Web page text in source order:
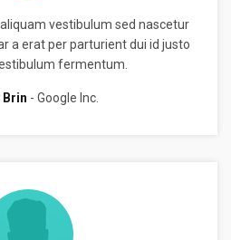
vestibulum sed nascetur
a erat per parturient dui id justo
fermentum.
Brin Google Inc.